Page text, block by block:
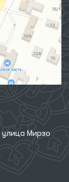
улица Мирзо